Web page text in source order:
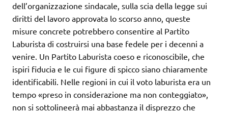
dell’organizzazione sindacale, sulla scia della legge sui
diritti del lavoro approvata lo scorso anno, queste
misure concrete potrebbero consentire al Partito
Laburista di costruirsi una base fedele per i decenni a
venire. Un Partito Laburista coeso e riconoscibile, che
ispiri fiducia e le cui figure di spicco siano chiaramente
identificabili. Nelle regioni in cui il voto laburista era un
tempo «preso in considerazione ma non conteggiato»,
non si sottolineerà mai abbastanza il disprezzo che